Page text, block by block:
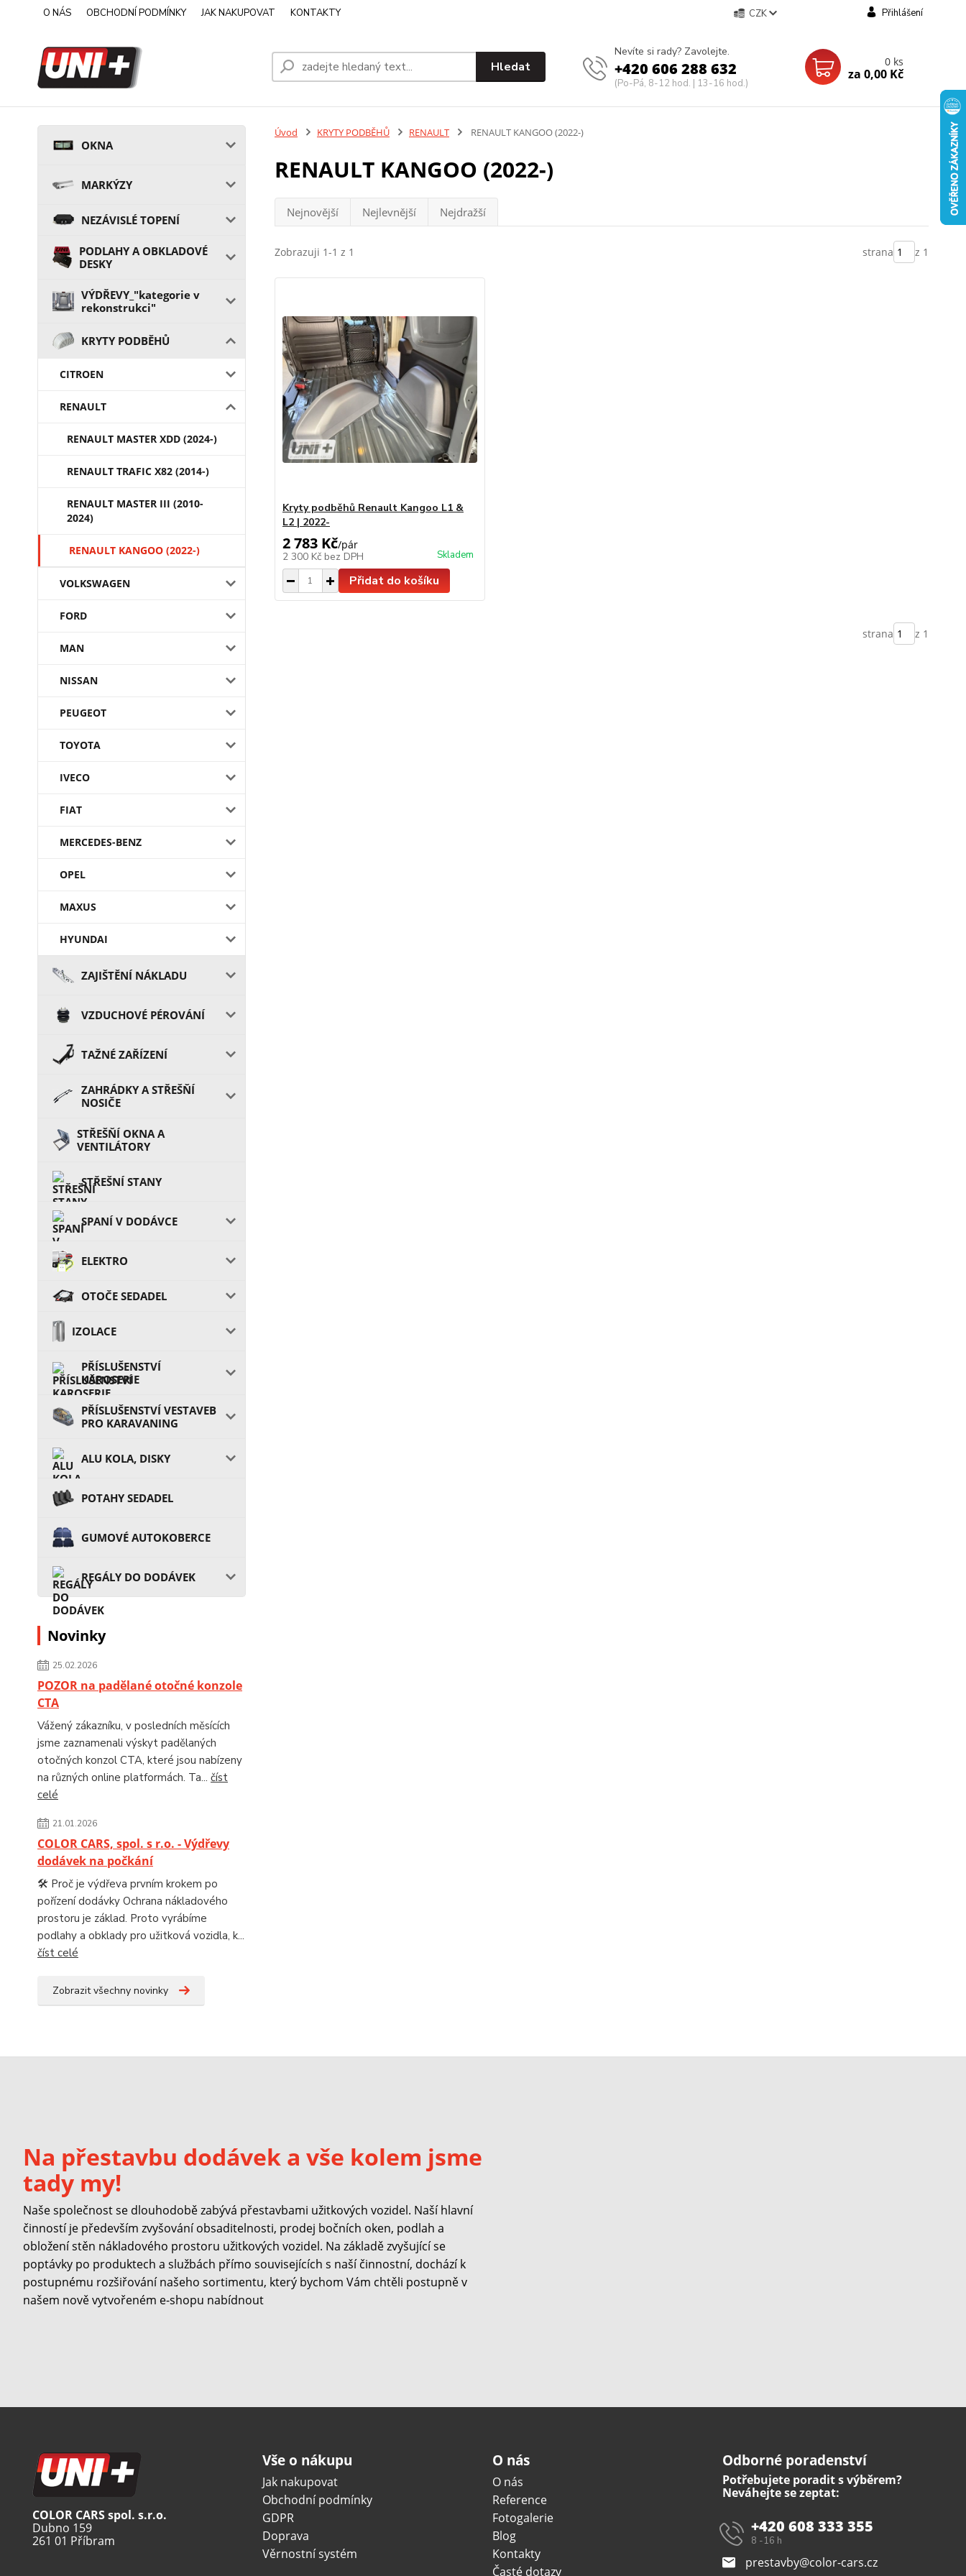
O NÁS OBCHODNÍ PODMÍNKY JAK NAKUPOVAT KONTAKTY CZK Přihlášení
Hledat
Nevíte si rady? Zavolejte.
+420 606 288 632
(Po-Pá, 8-12 hod. | 13-16 hod.)
0 ks
za 0,00 Kč
OKNA
MARKÝZY
NEZÁVISLÉ TOPENÍ
PODLAHY A OBKLADOVÉ
DESKY
VÝDŘEVY_"kategorie v
rekonstrukci"
KRYTY PODBĚHŮ
CITROEN
RENAULT
RENAULT MASTER XDD (2024-)
RENAULT TRAFIC X82 (2014-)
RENAULT MASTER III (2010-
2024)
RENAULT KANGOO (2022-)
VOLKSWAGEN
FORD
MAN
NISSAN
PEUGEOT
TOYOTA
IVECO
FIAT
MERCEDES-BENZ
OPEL
MAXUS
HYUNDAI
ZAJIŠTĚNÍ NÁKLADU
VZDUCHOVÉ PÉROVÁNÍ
TAŽNÉ ZAŘÍZENÍ
ZAHRÁDKY A STŘEŠŇÍ
NOSIČE
STŘEŠŇÍ OKNA A
VENTILÁTORY
STŘEŠNÍ STANY
SPANÍ V DODÁVCE
ELEKTRO
OTOČE SEDADEL
IZOLACE
PŘÍSLUŠENSTVÍ
KAROSERIE
PŘÍSLUŠENSTVÍ VESTAVEB
PRO KARAVANING
ALU KOLA, DISKY
POTAHY SEDADEL
GUMOVÉ AUTOKOBERCE
REGÁLY DO DODÁVEK
Novinky
25.02.2026
POZOR na padělané otočné konzole
CTA
Vážený zákazníku, v posledních měsících
jsme zaznamenali výskyt padělaných
otočných konzol CTA, které jsou nabízeny
na různých online platformách. Ta... číst
celé
21.01.2026
COLOR CARS, spol. s r.o. - Výdřevy
dodávek na počkání
🛠️ Proč je výdřeva prvním krokem po
pořízení dodávky Ochrana nákladového
prostoru je základ. Proto vyrábíme
podlahy a obklady pro užitková vozidla, k...
číst celé
Zobrazit všechny novinky
Úvod KRYTY PODBĚHŮ RENAULT RENAULT KANGOO (2022-)
RENAULT KANGOO (2022-)
Nejnovější Nejlevnější Nejdražší
Zobrazuji 1-1 z 1 strana z 1
Kryty podběhů Renault Kangoo L1 &
L2 | 2022-
2 783 Kč/pár
2 300 Kč bez DPH Skladem
Přidat do košíku
strana z 1
Na přestavbu dodávek a vše kolem jsme
tady my!
Naše společnost se dlouhodobě zabývá přestavbami užitkových vozidel. Naší hlavní
činností je především zvyšování obsaditelnosti, prodej bočních oken, podlah a
obložení stěn nákladového prostoru užitkových vozidel. Na základě zvyšující se
poptávky po produktech a službách přímo souvisejících s naší činnostní, dochází k
postupnému rozšiřování našeho sortimentu, který bychom Vám chtěli postupně v
našem nově vytvořeném e-shopu nabídnout
COLOR CARS spol. s.r.o.
Dubno 159
261 01 Příbram
Vše o nákupu
Jak nakupovat
Obchodní podmínky
GDPR
Doprava
Věrnostní systém
O nás
O nás
Reference
Fotogalerie
Blog
Kontakty
Časté dotazy
Odborné poradenství
Potřebujete poradit s výběrem?
Neváhejte se zeptat:
+420 608 333 355
8 -16 h
prestavby@color-cars.cz